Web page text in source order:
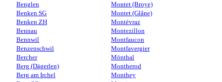
Benglen
Benken SG
Benken ZH
Bennau
Bennwil
Benzenschwil
Bercher
Berg (Dägerlen)
Berg am Irchel
Montet (Broye)
Montet (Glâne)
Montévraz
Montezillon
Montfaucon
Montfavergier
Mönthal
Montherod
Monthey